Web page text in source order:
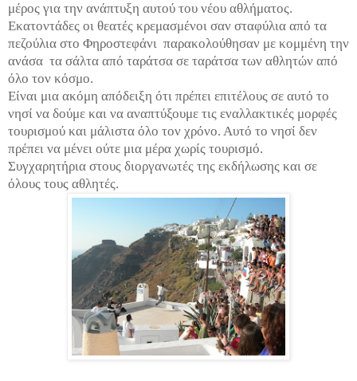
μέρος για την ανάπτυξη αυτού του νέου αθλήματος.
Εκατοντάδες οι θεατές κρεμασμένοι σαν σταφύλια από τα
πεζούλια στο Φηροστεφάνι παρακολούθησαν με κομμένη την
ανάσα τα σάλτα από ταράτσα σε ταράτσα των αθλητών από
όλο τον κόσμο.
Είναι μια ακόμη απόδειξη ότι πρέπει επιτέλους σε αυτό το
νησί να δούμε και να αναπτύξουμε τις εναλλακτικές μορφές
τουρισμού και μάλιστα όλο τον χρόνο. Αυτό το νησί δεν
πρέπει να μένει ούτε μια μέρα χωρίς τουρισμό.
Συγχαρητήρια στους διοργανωτές της εκδήλωσης και σε
όλους τους αθλητές.